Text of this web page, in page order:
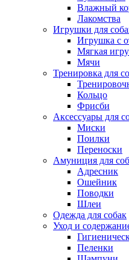
Влажный
Лакомства
Игрушки для
Игрушка с
Мягкая
Мячи
Тренировка для
Кольцо
Фрисби
Аксессуары для
Миски
Поилки
Переноски
Амуниция для
Адресник
Ошейник
Поводки
Шлеи
Одежда для собак
Уход и
Пеленки